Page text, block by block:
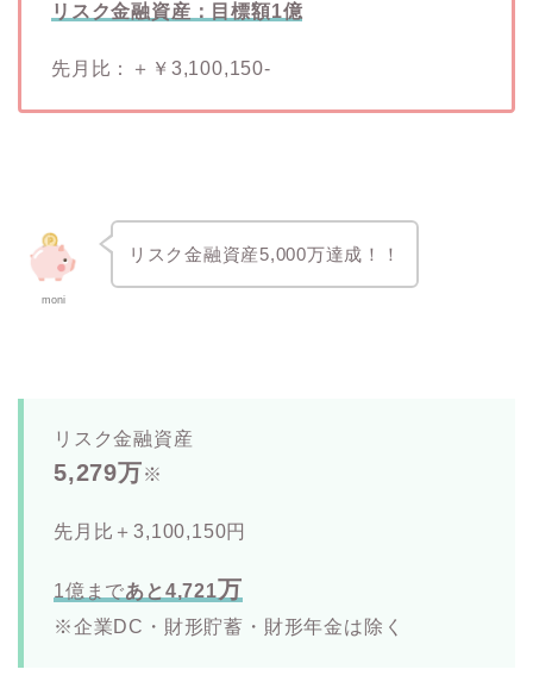
リスク金融資産：目標額1億
先月比：＋￥3,100,150-
moni
リスク金融資産5,000万達成！！
リスク金融資産
5,279万※
先月比＋3,100,150円
1億まであと4,721万
※企業DC・財形貯蓄・財形年金は除く